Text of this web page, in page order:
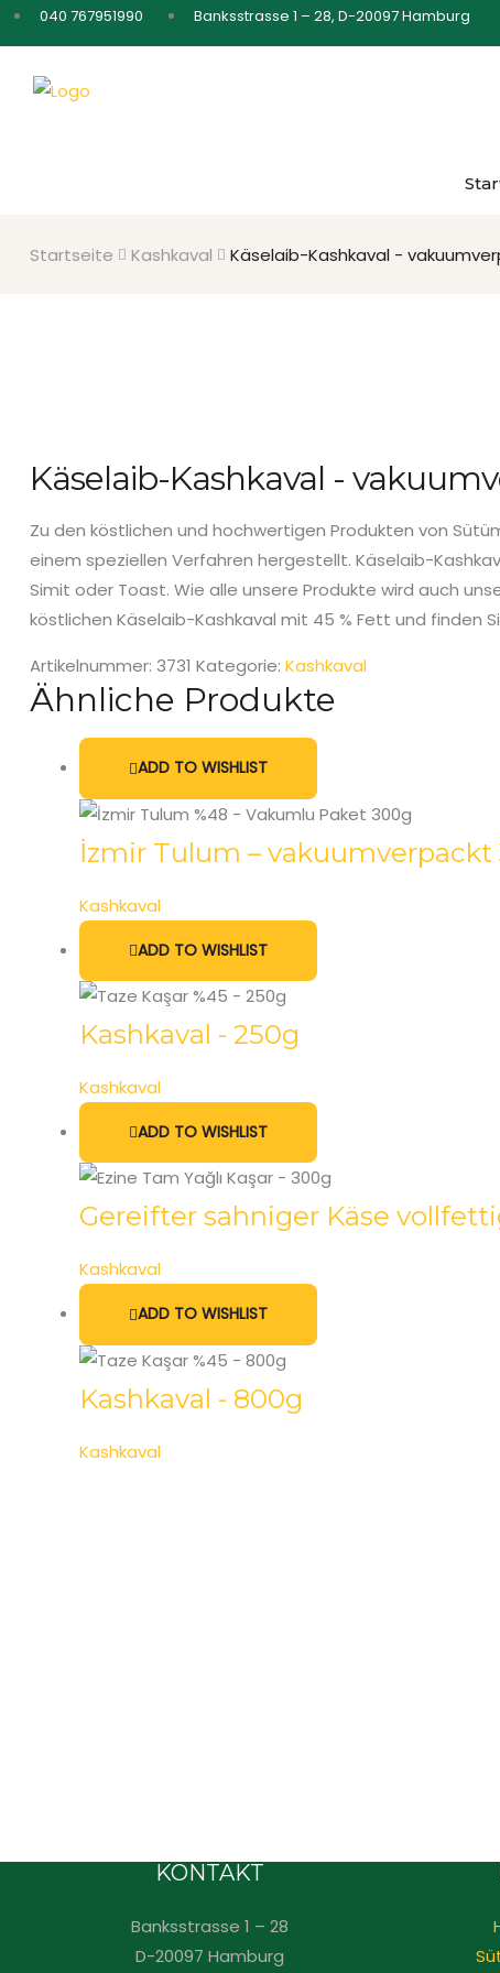
040 767951990 Banksstrasse 1 – 28, D-20097 Hamburg
Startseite Kashkaval Käselaib-Kashkaval -
Käselaib-Kashkaval -
Zu den köstlichen und hochwertigen Produkten von
einem speziellen Verfahren hergestellt. Käselaib-
Simit oder Toast. Wie alle unsere Produkte wird auch
köstlichen Käselaib-Kashkaval mit 45 % Fett und finden
Artikelnummer: 3731 Kategorie: Kashkaval
Ähnliche Produkte
ADD TO WISHLIST
İzmir Tulum – vakuumverpackt
Kashkaval
ADD TO WISHLIST
Kashkaval - 250g
Kashkaval
ADD TO WISHLIST
Gereifter sahniger Käse
Kashkaval
ADD TO WISHLIST
Kashkaval - 800g
Kashkaval
KONTAKT
Banksstrasse 1 – 28
D-20097 Hamburg